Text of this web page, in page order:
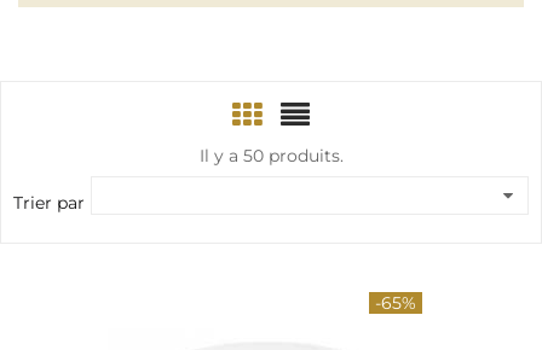
Il y a 50 produits.
Trier par
-65%